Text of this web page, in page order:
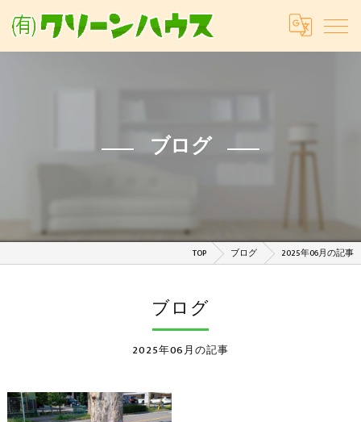
ブログ
TOP ブログ 2025年06月の記事
ブログ
2025年06月の記事